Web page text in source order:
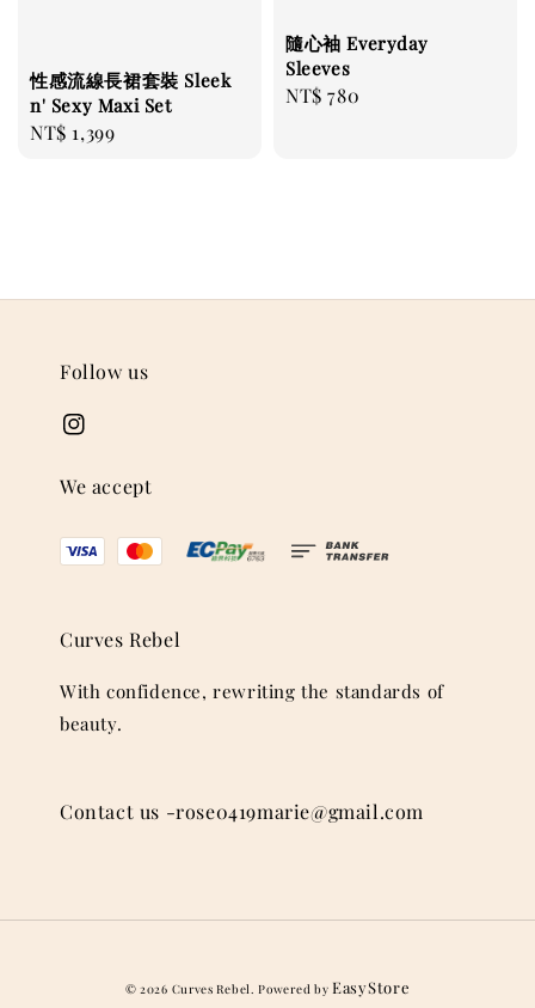
性感流線長裙套裝 Sleek
n' Sexy Maxi Set
Regular
NT$ 1,399
隨心袖 Everyday
Sleeves
Regular
NT$ 780
Follow us
We accept
Curves Rebel
With confidence, rewriting the standards of
beauty.
Contact us -rose0419marie@gmail.com
© 2026 Curves Rebel. Powered byEasyStore